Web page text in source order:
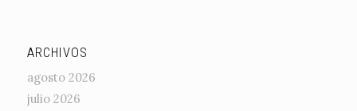
ARCHIVOS
agosto 2026
julio 2026